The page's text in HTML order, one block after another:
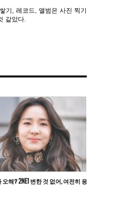
기, 레코드, 앨범은 사진 찍기
같았다.
해? 2NE1 변한 것 없어, 여전히 응